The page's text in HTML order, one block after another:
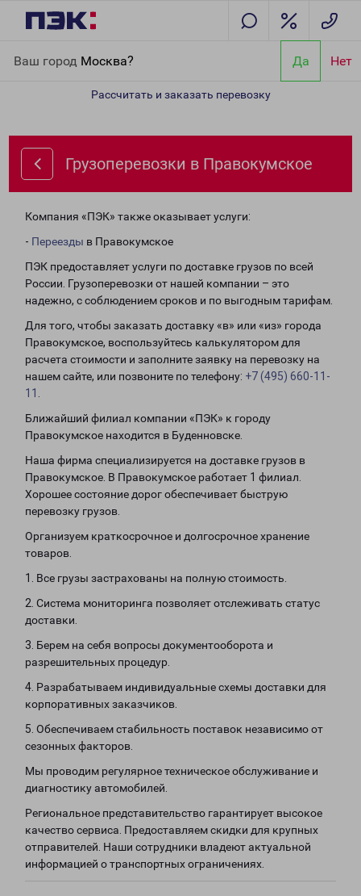
Ваш город Москва? Да Нет
Рассчитать и заказать перевозку
Грузоперевозки в Правокумское
Компания «ПЭК» также оказывает услуги:
- Переезды в Правокумское
ПЭК предоставляет услуги по доставке грузов по всей
России. Грузоперевозки от нашей компании – это
надежно, с соблюдением сроков и по выгодным тарифам.
Для того, чтобы заказать доставку «в» или «из» города
Правокумское, воспользуйтесь калькулятором для
расчета стоимости и заполните заявку на перевозку на
нашем сайте, или позвоните по телефону: +7 (495) 660-11-
11
Ближайший филиал компании «ПЭК» к городу
Правокумское находится в Буденновске.
Наша фирма специализируется на доставке грузов в
Правокумское. В Правокумское работает 1 филиал.
Хорошее состояние дорог обеспечивает быструю
перевозку грузов.
Организуем краткосрочное и долгосрочное хранение
товаров.
1. Все грузы застрахованы на полную стоимость.
2. Система мониторинга позволяет отслеживать статус
доставки.
3. Берем на себя вопросы документооборота и
разрешительных процедур.
4. Разрабатываем индивидуальные схемы доставки для
корпоративных заказчиков.
5. Обеспечиваем стабильность поставок независимо от
сезонных факторов.
Мы проводим регулярное техническое обслуживание и
диагностику автомобилей.
Региональное представительство гарантирует высокое
качество сервиса. Предоставляем скидки для крупных
отправителей. Наши сотрудники владеют актуальной
информацией о транспортных ограничениях.